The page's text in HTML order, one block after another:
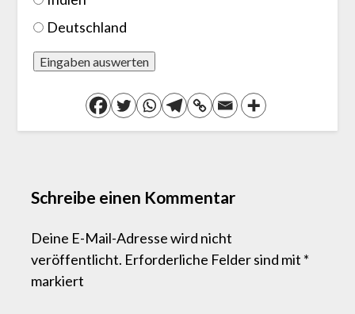
Deutschland
Schreibe einen Kommentar
Deine E-Mail-Adresse wird nicht
veröffentlicht. Erforderliche Felder sind mit *
markiert